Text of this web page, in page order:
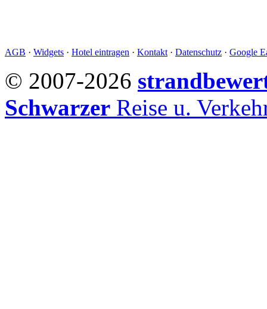
AGB · Widgets · Hotel eintragen · Kontakt · Datenschutz · Google
© 2007-2026
Schwarzer Reise u.